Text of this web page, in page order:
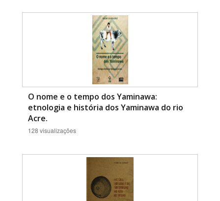
O nome e o tempo dos Yaminawa:
etnologia e história dos Yaminawa do rio
Acre.
128 visualizações